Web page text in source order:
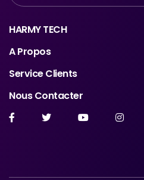
HARMY TECH
A Propos
Service Clients
Nous Contacter